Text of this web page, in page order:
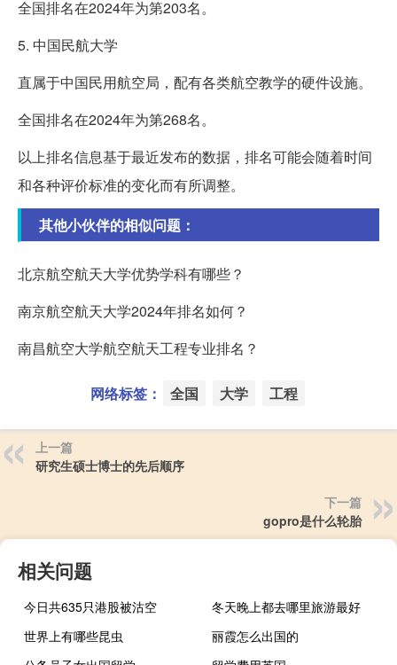
全国排名在2024年为第203名。
5. 中国民航大学
直属于中国民用航空局，配有各类航空教学的硬件设施。
全国排名在2024年为第268名。
以上排名信息基于最近发布的数据，排名可能会随着时间
和各种评价标准的变化而有所调整。
其他小伙伴的相似问题：
北京航空航天大学优势学科有哪些？
南京航空航天大学2024年排名如何？
南昌航空大学航空航天工程专业排名？
网络标签： 全国 大学 工程
上一篇
研究生硕士博士的先后顺序
下一篇
gopro是什么轮胎
相关问题
今日共635只港股被沽空
冬天晚上都去哪里旅游最好
世界上有哪些昆虫
丽霞怎么出国的